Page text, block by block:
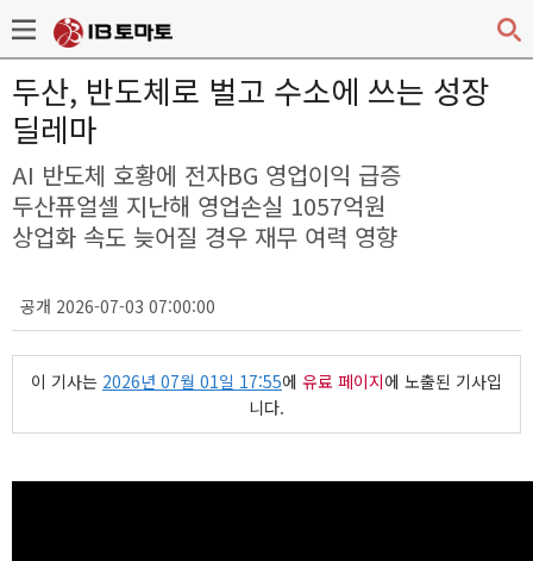
두산, 반도체로 벌고 수소에 쓰는 성장
딜레마
AI 반도체 호황에 전자BG 영업이익 급증
두산퓨얼셀 지난해 영업손실 1057억원
상업화 속도 늦어질 경우 재무 여력 영향
공개 2026-07-03 07:00:00
이 기사는 2026년 07월 01일 17:55에 유료 페이지에 노출된 기사입
니다.